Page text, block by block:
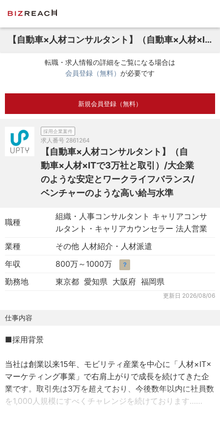
【自動車×人材コンサルタント】（自動車×人材×ITで3万社と取引）/大企業のような安定とワークライフバランス/ベンチャーのような高い給与水準
転職・求人情報の詳細をご覧になる場合は
会員登録（無料） が必要です
新規会員登録（無料）
採用企業案件
求人番号 2861264
【自動車×人材コンサルタント】（自
動車×人材×ITで3万社と取引）/大企業
のような安定とワークライフバランス/
ベンチャーのような高い給与水準
職種
組織・人事コンサルタント キャリアコンサ
ルタント・キャリアカウンセラー 法人営業
業種
その他 人材紹介・人材派遣
年収
800万～1000万 ？
勤務地 東京都 愛知県 大阪府 福岡県
更新日 2026/08/06
仕事内容
■採用背景
当社は創業以来15年、モビリティ産業を中心に「人材×IT×
マーケティング事業」で右肩上がりで成長を続けてきた企
業です。取引先は3万を超えており、今後数年以内に社員数
を1,000人規模にすべくチャレンジを続けております……